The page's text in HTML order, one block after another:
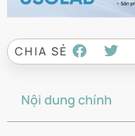
CHIA SẺ
Nội dung chính